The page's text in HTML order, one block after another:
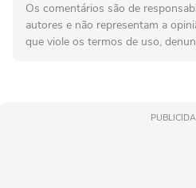
Os comentários são de
autores e não representam a
que viole os termos de uso,